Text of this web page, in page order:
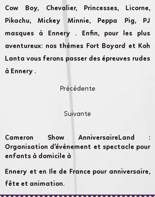
Cow Boy, Chevalier, Princesses, Licorne,
Pikachu, Mickey Minnie, Peppa Pig, PJ
masques à Ennery . Enfin, pour les plus
aventureux: nos thèmes Fort Boyard et Koh
Lanta vous ferons passer des épreuves rudes
à Ennery .
Précédente
Suivante
Cameron Show AnniversaireLand :
Organisation d'évènement et spectacle pour
enfants à domicile à
Ennery et en Ile de France pour anniversaire,
fête et animation.